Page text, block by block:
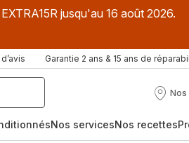
jusqu'au 16 août 2026.
Garantie 2 ans & 15 ans de
Nos
Nos
Nos servicesNos recettes